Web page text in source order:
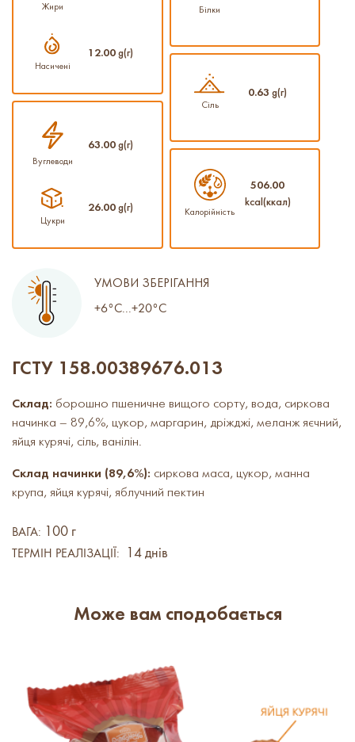
Жири
Насичені
12.00 g(г)
Білки
Вуглеводи
63.00 g(г)
Цукри
26.00 g(г)
Сіль
0.63g(г)
Калорійність
506.00
kcal(ккал)
УМОВИ ЗБЕРІГАННЯ
+6°C...+20°C
ГСТУ 158.00389676.013
Склад: борошно пшеничне вищого сорту, вода, сиркова
начинка – 89,6%, цукор, маргарин, дріжджі, меланж яєчний,
яйця курячі, сіль, ванілін.
Склад начинки (89,6%): сиркова маса, цукор, манна
крупа, яйця курячі, яблучний пектин
ВАГА: 100 г
ТЕРМІН РЕАЛІЗАЦІЇ: 14 днів
Може вам сподобається